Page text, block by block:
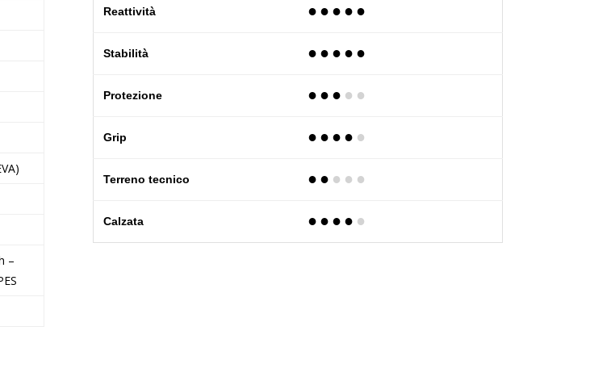
–
Reattività ●●●●●
Stabilità ●●●●●
Protezione ●●● ● ●
Grip ●●●● ●
Terreno tecnico ●● ● ● ●
Calzata ●●●● ●